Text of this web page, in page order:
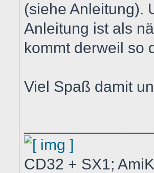
(siehe Anleitung).
Anleitung ist als
kommt derweil so
Viel Spaß damit
CD32 + SX1;